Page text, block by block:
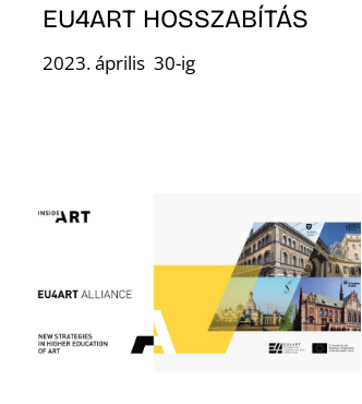
EU4ART HOSSZABÍTÁS
2023. április 30-ig